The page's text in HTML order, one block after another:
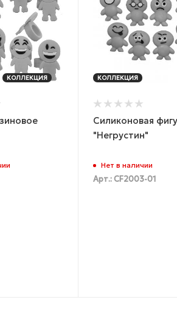
КОЛЛЕКЦИЯ КОЛЛЕКЦИЯ
Силиконовая
"Негрустин"
Нет в наличии
Арт.: CF2003-01